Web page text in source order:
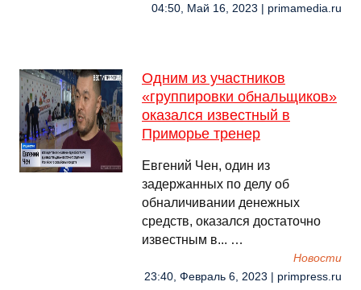
04:50, Май 16, 2023 | primamedia.ru
Одним из участников
«группировки обнальщиков»
оказался известный в
Приморье тренер
Евгений Чен, один из
задержанных по делу об
обналичивании денежных
средств, оказался достаточно
известным в... …
Новости
23:40, Февраль 6, 2023 | primpress.ru